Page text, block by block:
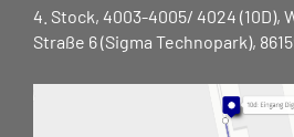
4. Stock, 4003-4005/ 4024 (10D),
Straße 6 (Sigma Technopark),